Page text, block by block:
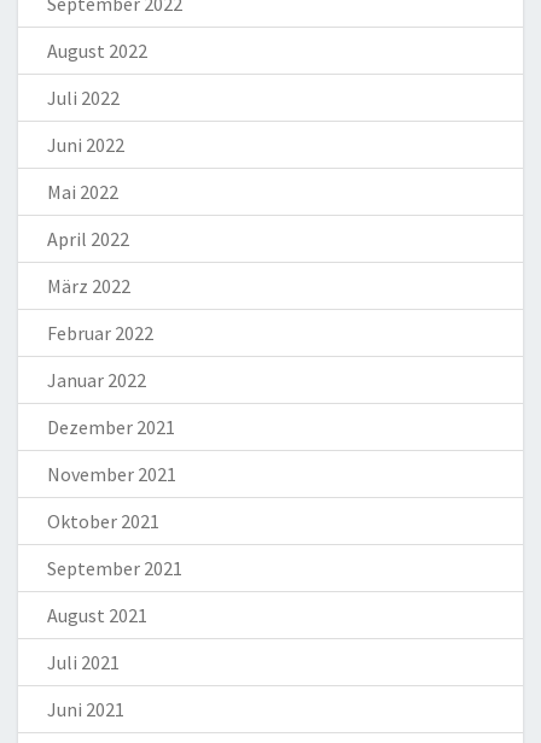
August 2022
Juli 2022
Juni 2022
Mai 2022
April 2022
März 2022
Februar 2022
Januar 2022
Dezember 2021
November 2021
Oktober 2021
September 2021
August 2021
Juli 2021
Juni 2021